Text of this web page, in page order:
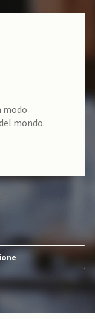
modo
mondo.